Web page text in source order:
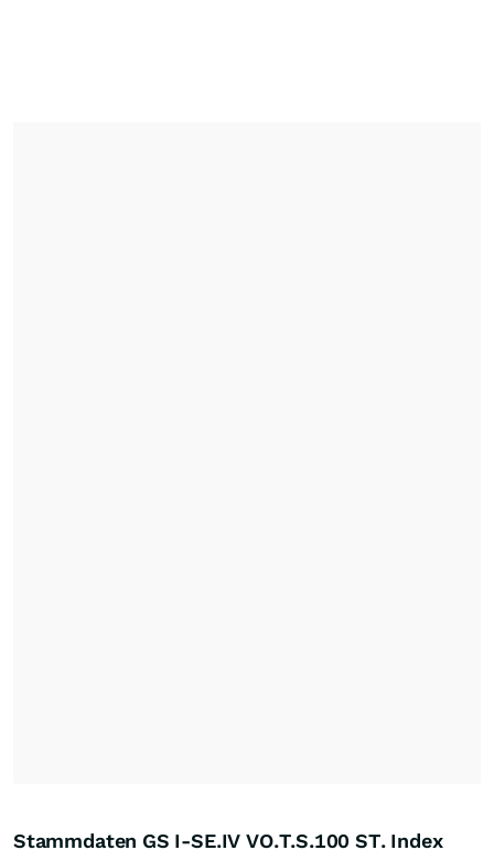
Stammdaten GS I-SE.IV VO.T.S.100 ST. Index